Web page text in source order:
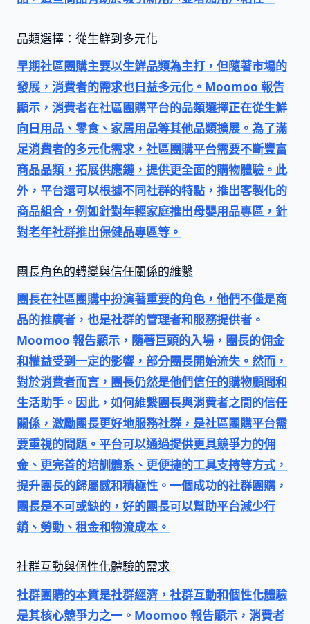
品類選擇：從生鮮到多元化
早期社區團購主要以生鮮品類為主打，但隨著市場的
發展，消費者的需求也日益多元化。Moomoo 報告
顯示，消費者在社區團購平台的品類選擇正在從生鮮
向日用品 、 零食、 家居用品等其他品類擴展。為了滿
足消費者的多元化需求，社區團購平台需要不斷豐富
商品品類，拓展供應鏈，提供更全面的購物體驗。此
外，平台還可以根據不同社群的特點，推出客製化的
商品組合，例如針對年輕家庭推出母嬰用品專區，針
對老年社群推出保健品專區等。
團長角色的轉變與信任關係的維繫
團長在社區團購中扮演著重要的角色，他們不僅是商
品的推廣者，也是社群的管理者和服務提供者。
Moomoo 報告顯示，隨著巨頭的入場，團長的佣金
和權益受到一定的影響，部分團長開始流失。然而，
對於消費者而言，團長仍然是他們信任的購物顧問和
生活助手。因此，如何維繫團長與消費者之間的信任
關係，激勵團長更好地服務社群，是社區團購平台需
要重視的問題。平台可以通過提供更具競爭力的佣
金、更完善的培訓體系、更便捷的工具支持等方式，
提升團長的歸屬感和積極性。一個成功的社群團購，
團長是不可或缺的，好的團長可以幫助平台減少行
銷、勞動、租金和物流成本。
社群互動與個性化體驗的需求
社群團購的本質是社群經濟 ，社群互動和個性化體驗
是其核心競爭力之一。Moomoo 報告顯示，消費者